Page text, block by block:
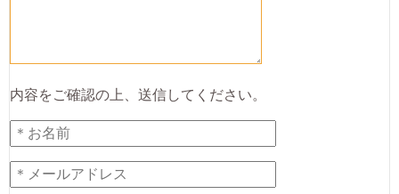
内容をご確認の上、送信してください。